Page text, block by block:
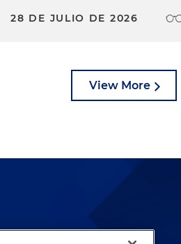
28 DE JULIO DE 2026
View More